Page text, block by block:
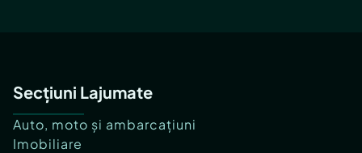
Secțiuni Lajumate
Auto, moto și ambarcațiuni
Imobiliare